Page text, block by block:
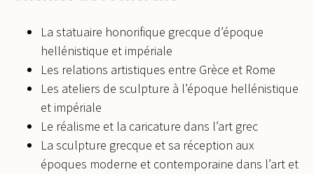
La statuaire honorifique grecque d’époque
hellénistique et impériale
Les relations artistiques entre Grèce et Rome
Les ateliers de sculpture à l’époque hellénistique
et impériale
Le réalisme et la caricature dans l’art grec
La sculpture grecque et sa réception aux
époques moderne et contemporaine dans l’art et